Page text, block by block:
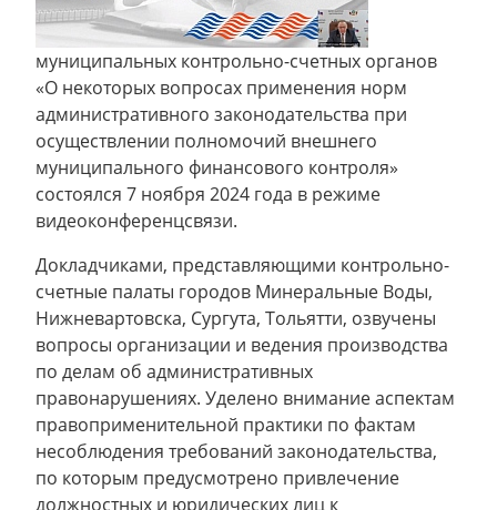
муниципальных контрольно-счетных органов
«О некоторых вопросах применения норм
административного законодательства при
осуществлении полномочий внешнего
муниципального финансового контроля»
состоялся 7 ноября 2024 года в режиме
видеоконференцсвязи.
Докладчиками, представляющими контрольно-
счетные палаты городов Минеральные Воды,
Нижневартовска, Сургута, Тольятти, озвучены
вопросы организации и ведения производства
по делам об административных
правонарушениях. Уделено внимание аспектам
правоприменительной практики по фактам
несоблюдения требований законодательства,
по которым предусмотрено привлечение
должностных и юридических лиц к